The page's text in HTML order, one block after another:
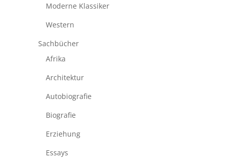
Moderne Klassiker
Western
Sachbücher
Afrika
Architektur
Autobiografie
Biografie
Erziehung
Essays